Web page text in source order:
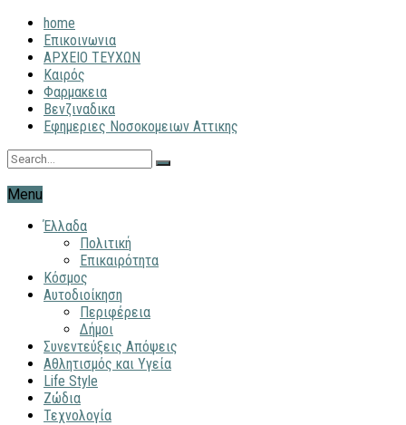
home
Επικοινωνια
ΑΡΧΕΙΟ ΤΕΥΧΩΝ
Καιρός
Φαρμακεια
Βενζιναδικα
Εφημεριες Νοσοκομειων Αττικης
Menu
Έλλαδα
Πολιτική
Επικαιρότητα
Κόσμος
Αυτοδιοίκηση
Περιφέρεια
Δήμοι
Συνεντεύξεις Απόψεις
Αθλητισμός και Υγεία
Life Style
Ζώδια
Τεχνολογία